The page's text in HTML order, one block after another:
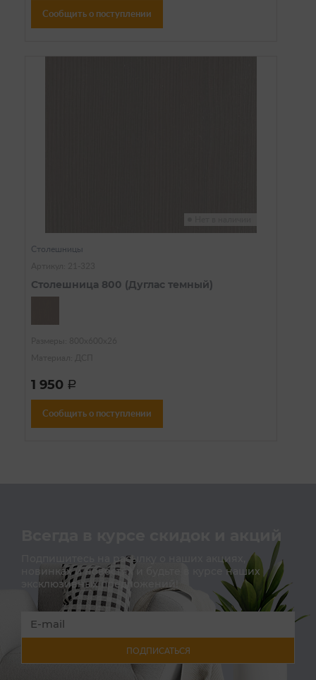
Сообщить о поступлении
Столешницы
Столешница 800 (Дуглас темный)
1 950 a
Сообщить о поступлении
Всегда в курсе скидок и акций
Подпишитесь на расылку о наших акциях,
новинках и новостях и будьте в курсе наших
эксклюзивных предложений!
ПОДПИСАТЬСЯ